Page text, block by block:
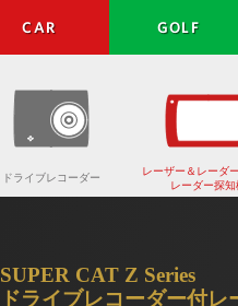
CAR GOLF
ドライブレコーダー
レーザー＆レーダ
レーダー探知
SUPER CAT Z Series
ドライブレコーダー付